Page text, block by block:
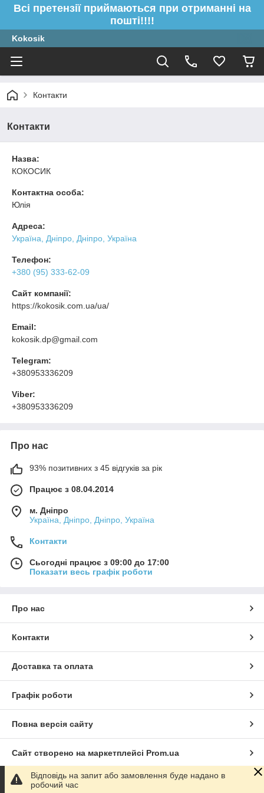
Всі претензії приймаються при отриманні на
пошті!!!!
Kokosik
Контакти
Контакти
Назва:
КОКОСИК
Контактна особа:
Юлія
Адреса:
Україна, Дніпро, Дніпро, Україна
Телефон:
+380 (95) 333-62-09
Сайт компанії:
https://kokosik.com.ua/ua/
Email:
kokosik.dp@gmail.com
Telegram:
+380953336209
Viber:
+380953336209
Про нас
93% позитивних з 45 відгуків за рік
Працює з 08.04.2014
м. Дніпро
Україна, Дніпро, Дніпро, Україна
Контакти
Сьогодні працює з 09:00 до 17:00
Показати весь графік роботи
Про нас
Контакти
Доставка та оплата
Графік роботи
Повна версія сайту
Сайт створено на маркетплейсі Prom.ua
Політика конфіденційності
Відповідь на запит або замовлення буде надано в
робочий час